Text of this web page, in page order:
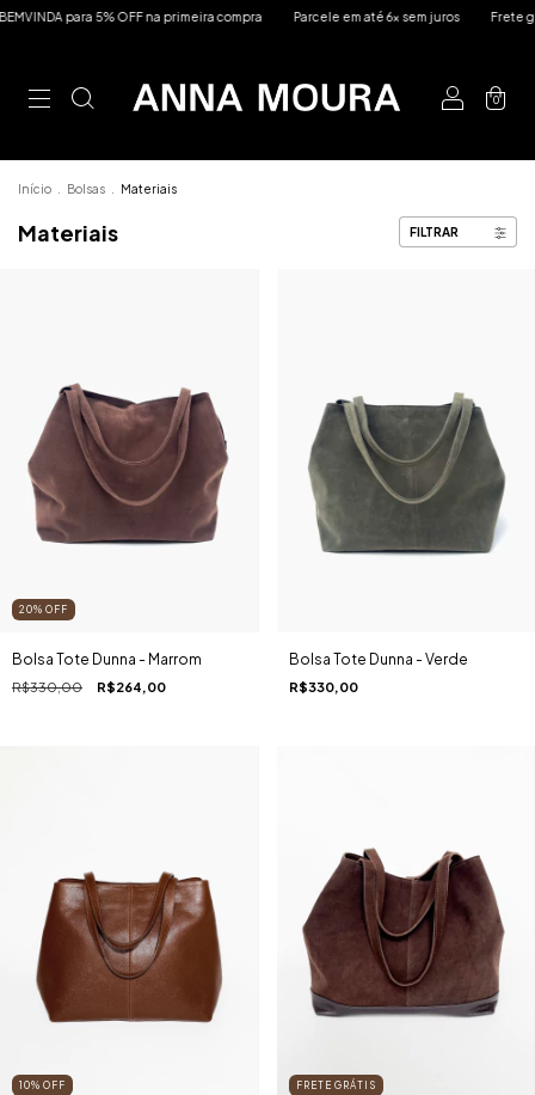
na primeira compra Parcele em até 6x sem juros Frete grátis em compras
0
Início . Bolsas . Materiais
Materiais FILTRAR
20% OFF
Bolsa Tote Dunna - Marrom
R$330,00 R$264,00
Bolsa Tote Dunna - Verde
R$330,00
10% OFF FRETE GRÁTIS